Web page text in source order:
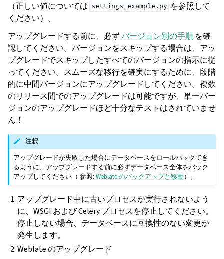
（正しい値については settings_example.py を参照して
ください）。
アップグレードする前に、必ずバージョン別の手順 を確
認してください。バージョンをスキップする場合は、アッ
プグレードでスキップしたすべてのバージョンの指示に従
ってください。スムーズな移行を確実にするために、段階
的に中間バージョンにアップグレードしてください。複数
のリリース間でのアップグレードは可能ですが、単一バー
ジョンのアップグレードほど十分なテストはされていませ
ん！
注釈
アップグレードが失敗した場合にデータベースをロールバックでき
るように、アップグレードする前に必ずデータベース全体をバック
アップしてください（ 参照:Weblate のバックアップと移動）。
アップグレード中に古いプロセスが実行されないよう
に、WSGI および Celery プロセスを停止してください。
停止しない場合、データベースに互換性のない変更が
発生します。
Weblate のアップグレード